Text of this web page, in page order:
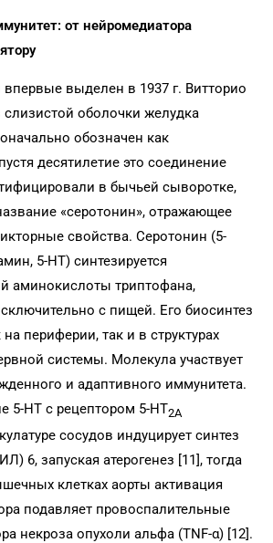
от нейромедиатора
выделен в 1937 г. Витторио
оболочки желудка
обозначен как
десятилетие это соединение
в бычьей сыворотке,
«серотонин», отражающее
свойства. Серотонин (5-
5-НТ) синтезируется
аминокислоты триптофана,
с пищей. Его биосинтез
периферии, так и в структурах
системы. Молекула участвует
и адаптивного иммунитета.
5-НТ с рецептором 5‑НТ2А
сосудов индуцирует синтез
6, запуская атерогенез [11], тогда
клетках аорты активация
подавляет провоспалительные
некроза опухоли альфа (TNF‑α) [12].